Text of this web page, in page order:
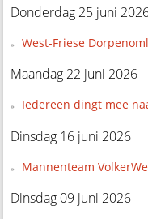
Donderdag 25 juni
West-Friese
Maandag 22 juni 2026
Iedereen dingt mee
Dinsdag 16 juni 2026
Mannenteam
Dinsdag 09 juni 2026